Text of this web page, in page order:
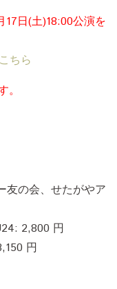
日(土)18:00公演を
こちら
友の会、せたがやア
2,800 円
円